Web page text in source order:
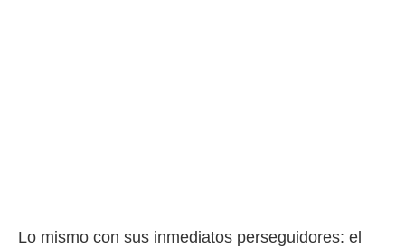
Lo mismo con sus inmediatos perseguidores: el